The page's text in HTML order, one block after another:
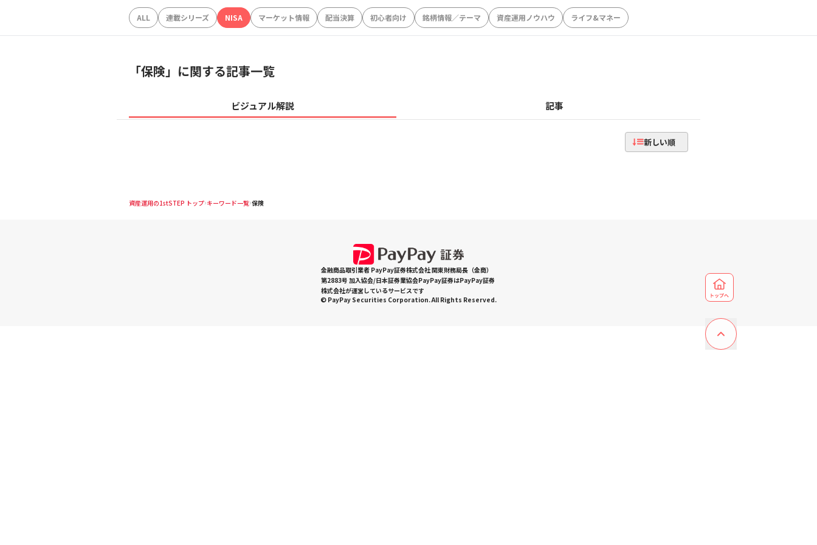
ALL 連載シリーズ NISA マーケット情報 配当決算 初心者向け 銘柄情報／テーマ 資産運用ノウハウ ライフ&マネー
「保険」に関する記事一覧
ビジュアル解説 記事
新しい順
資産運用の1stSTEP トップ キーワード一覧 保険
金融商品取引業者 PayPay証券株式会社 関東財務局長（金商）
第2883号 加入協会/日本証券業協会PayPay証券はPayPay証券
株式会社が運営しているサービスです
© PayPay Securities Corporation. All Rights Reserved.